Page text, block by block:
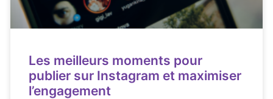
Les meilleurs moments pour
publier sur Instagram et maximiser
l’engagement